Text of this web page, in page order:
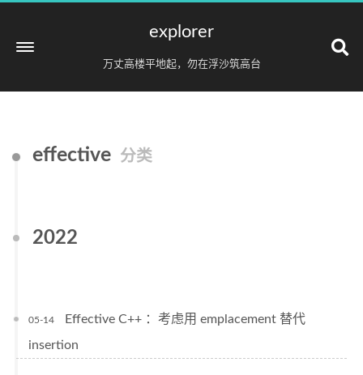
explorer
万丈高楼平地起，勿在浮沙筑高台
effective 分类
2022
05-14
Effective C++ ：考虑用 emplacement 替代
insertion